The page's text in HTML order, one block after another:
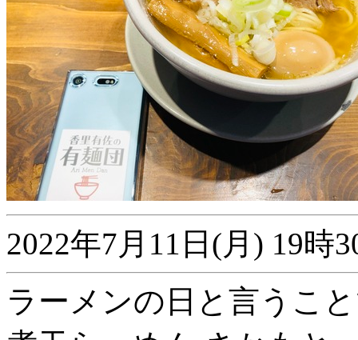
2022年7月11日(月) 19時
ラーメンの日と言うこ